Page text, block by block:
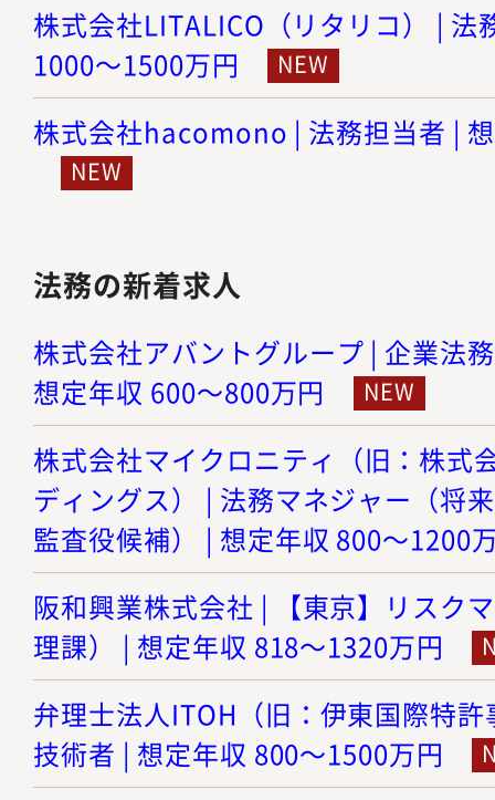
株式会社LITALICO（リタリコ） | 法
1000～1500万円
株式会社hacomono | 法務担当者 |
法務の新着求人
株式会社アバントグループ | 企業法
想定年収 600～800万円
株式会社マイクロニティ（旧：株式
ディングス） | 法務マネジャー（将
監査役候補） | 想定年収 800～1200
阪和興業株式会社 | 【東京】リスク
理課） | 想定年収 818～1320万円
弁理士法人ITOH（旧：伊東国際特
技術者 | 想定年収 800～1500万円